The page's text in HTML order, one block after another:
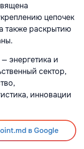
цепочек
также раскрытию
энергетика и
сектор,
инновации
в Google